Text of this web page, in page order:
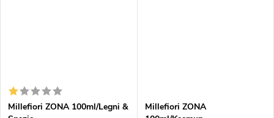
Millefiori ZONA 100ml/Legni &
Millefiori ZONA